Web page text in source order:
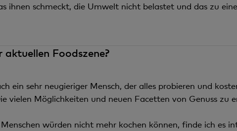
ihnen schmeckt, die Umwelt nicht belastet und das zu
Foodszene?
ein sehr neugieriger Mensch, der alles probieren und
vielen Möglichkeiten und neuen Facetten von Genuss zu
würden nicht mehr kochen können, finde ich es